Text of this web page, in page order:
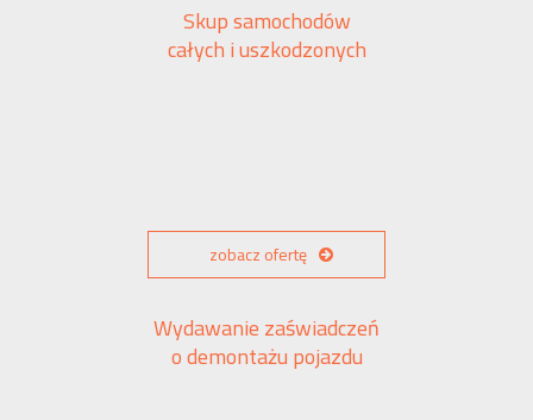
Skup samochodów
całych i uszkodzonych
zobacz ofertę
Wydawanie zaświadczeń
o demontażu pojazdu